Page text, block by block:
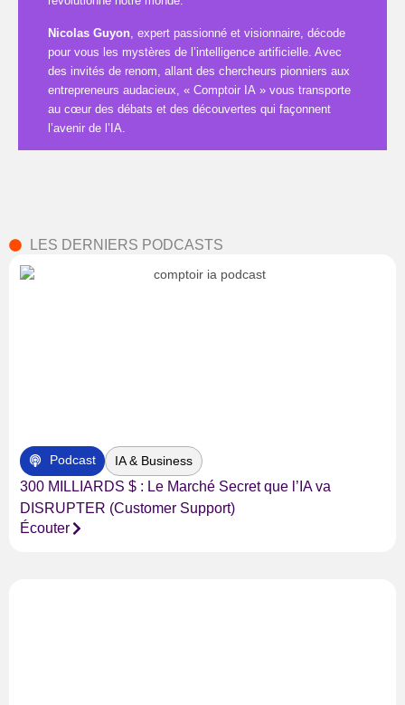
Nicolas Guyon, expert passionné et visionnaire, décode
pour vous les mystères de l’intelligence artificielle. Avec
des invités de renom, allant des chercheurs pionniers aux
entrepreneurs audacieux, « Comptoir IA » vous transporte
au cœur des débats et des découvertes qui façonnent
l’avenir de l’IA.
LES DERNIERS PODCASTS
Podcast IA & Business
300 MILLIARDS $ : Le Marché Secret que l’IA va
DISRUPTER (Customer Support)
Écouter